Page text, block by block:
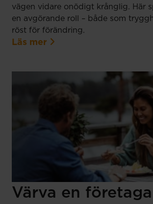
vägen vidare onödigt krånglig. Här
en avgörande roll – både som
röst för förändring.
Läs mer
Värva en